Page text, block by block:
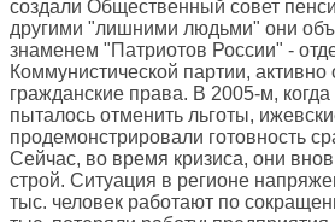
создали Общественный совет
другими "лишними людьми" они
знаменем "Патриотов России" -
Коммунистической партии,
гражданские права. В 2005-м, когда
пыталось отменить льготы,
продемонстрировали готовность
Сейчас, во время кризиса, они
строй. Ситуация в регионе
тыс. человек работают по